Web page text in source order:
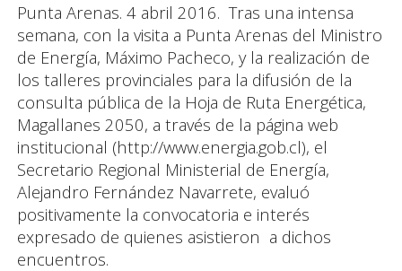
Punta Arenas. 4 abril 2016. Tras una intensa
semana, con la visita a Punta Arenas del Ministro
de Energía, Máximo Pacheco, y la realización de
los talleres provinciales para la difusión de la
consulta pública de la Hoja de Ruta Energética,
Magallanes 2050, a través de la página web
institucional (http://www.energia.gob.cl), el
Secretario Regional Ministerial de Energía,
Alejandro Fernández Navarrete, evaluó
positivamente la convocatoria e interés
expresado de quienes asistieron a dichos
encuentros.